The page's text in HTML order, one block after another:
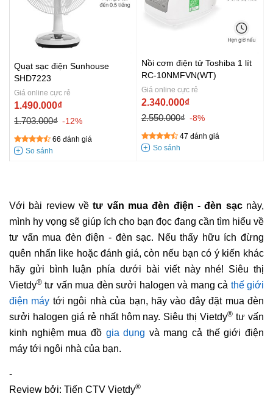
Quạt sạc điện Sunhouse
SHD7223
Giá online cực rẻ
1.490.000₫
1.703.000₫ -12%
66 đánh giá
Nồi cơm điện tử Toshiba 1 lít
RC-10NMFVN(WT)
Giá online cực rẻ
2.340.000₫
2.550.000₫ -8%
47 đánh giá
Với bài review vềtư vấn mua đèn điện - đèn sạcnày,
mình hy vọng sẽ giúp ích cho bạn đọc đang cần tìm hiểu về
tư vấn mua đèn điện - đèn sạc. Nếu thấy hữu ích đừng
quên nhấn like hoặc đánh giá, còn nếu bạn có ý kiến khác
hãy gửi bình luận phía dưới bài viết này nhé! Siêu thị
Vietdy® tư vấn mua đèn sưởi halogen và mang cả thế giới
điện máy tới ngôi nhà của bạn, hãy vào đây đặt mua đèn
sưởi halogen giá rẻ nhất hôm nay. Siêu thị Vietdy® tư vấn
kinh nghiệm mua đồ gia dụng và mang cả thế giới điện
máy tới ngôi nhà của bạn.
-
Review bởi: Tiến CTV Vietdy®